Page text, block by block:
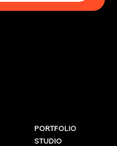
PORTFOLIO
STUDIO